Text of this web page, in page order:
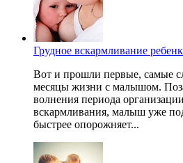
Грудное вскармливание
Вот и прошли первые, самые
месяцы жизни с малышом.
волнения периода
вскармливания, малыш уже
быстрее опорожняет...